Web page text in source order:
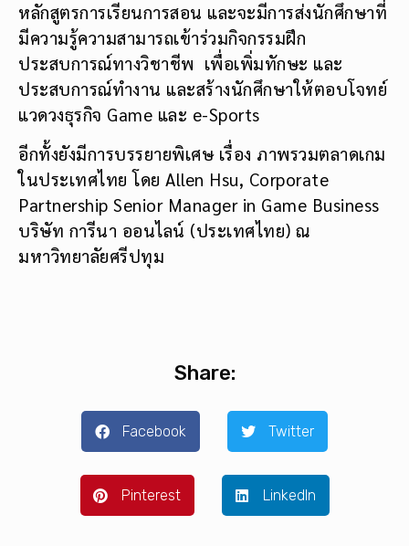
หลักสูตรการเรียนการสอน และจะมีการส่งนักศึกษาที่
มีความรู้ความสามารถเข้าร่วมกิจกรรมฝึก
ประสบการณ์ทางวิชาชีพ เพื่อเพิ่มทักษะ และ
ประสบการณ์ทำงาน และสร้างนักศึกษาให้ตอบโจทย์
แวดวงธุรกิจ Game และ e-Sports
อีกทั้งยังมีการบรรยายพิเศษ เรื่อง ภาพรวมตลาดเกม
ในประเทศไทย โดย Allen Hsu, Corporate
Partnership Senior Manager in Game Business
บริษัท การีนา ออนไลน์ (ประเทศไทย) ณ
มหาวิทยาลัยศรีปทุม
Share:
Facebook Twitter
Pinterest LinkedIn